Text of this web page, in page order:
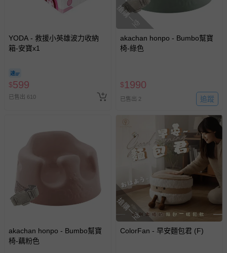
YODA - 救援小英雄波力收納
箱-安寶x1
$599
已售出 610
搶購一空
akachan honpo - Bumbo幫寶
椅-綠色
$1990
已售出 2 追蹤
akachan honpo - Bumbo幫寶
椅-藕粉色
搶購一空
ColorFan - 早安麵包君 (F)